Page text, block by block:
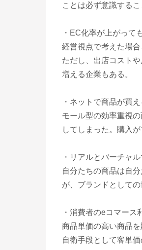
ことは必ず意識するこ
・EC化率が上がって
経営視点で考えた場
ただし、出店コスト
増える企業もある。
・ネットで商品が買
モール型の効率重視
してしまった。購入
・リアルとバーチャ
自分たちの商品は自
が、ブランドとして
・消費者のeコマース
商品単価の高い商品
自衛手段として客単